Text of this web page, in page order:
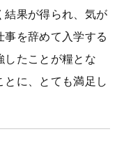
結果が得られ、気が
を辞めて入学する
したことが糧とな
に、とても満足し